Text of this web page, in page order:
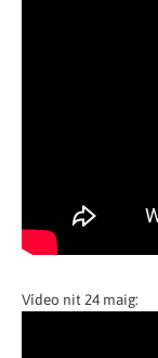
Vídeo nit 24 maig: